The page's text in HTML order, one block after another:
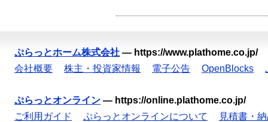
ぷらっとホーム株式会社 — https://www.plathome.co.jp/
会社概要
株主・投資家情報 電子公告 OpenBlocks
ぷらっとオンライン — https://online.plathome.co.jp/
ご利用ガイド
ぷらっとオンラインについて
見積書・